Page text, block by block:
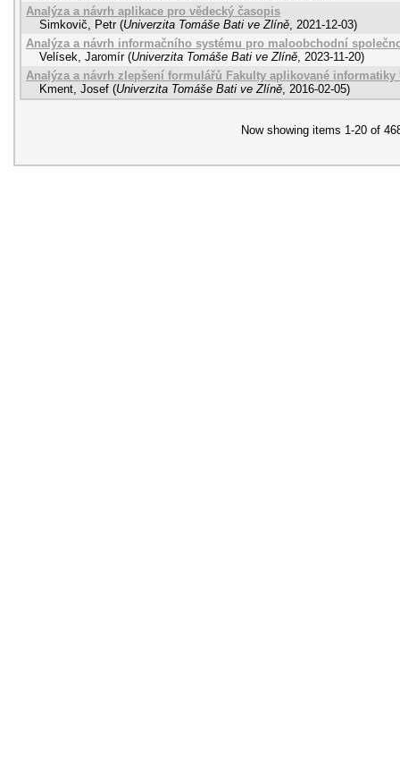
Analýza a návrh aplikace pro vědecký časopis
Simkovič, Petr (Univerzita Tomáše Bati ve Zlíně, 2021-12-03)
Analýza a návrh informačního systému pro maloobchodní
Velísek, Jaromír (Univerzita Tomáše Bati ve Zlíně, 2023-11-20)
Analýza a návrh zlepšení formulářů Fakulty aplikované informatiky
Kment, Josef (Univerzita Tomáše Bati ve Zlíně, 2016-02-05)
Now showing items 1-20 of